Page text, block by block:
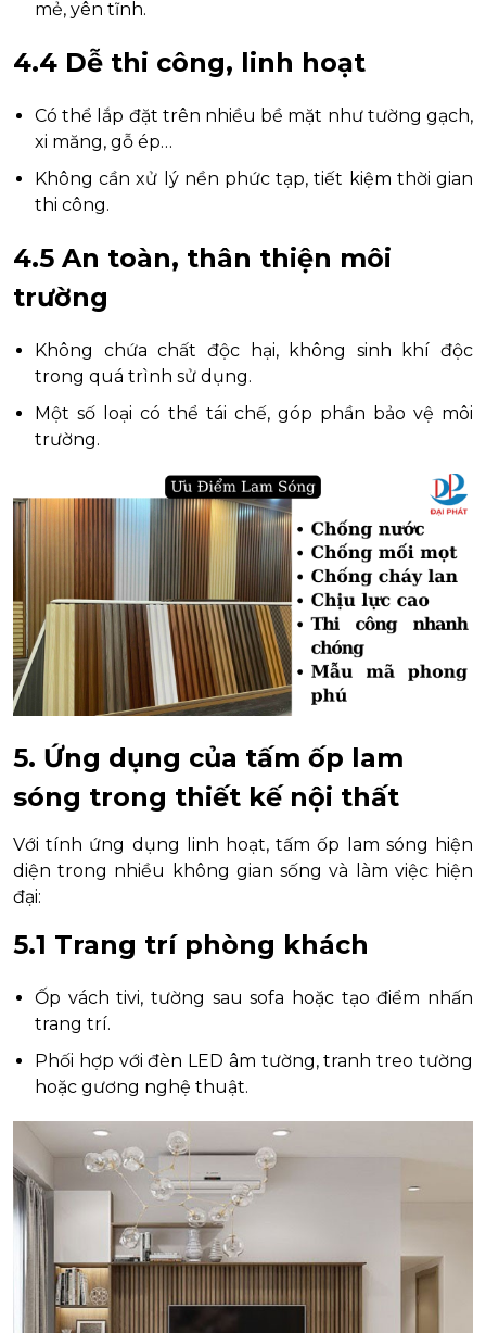
mẻ, yên tĩnh.
4.4 Dễ thi công, linh hoạt
Có thể lắp đặt trên nhiều bề mặt như tường gạch,
xi măng, gỗ ép…
Không cần xử lý nền phức tạp, tiết kiệm thời gian
thi công.
4.5 An toàn, thân thiện môi
trường
Không chứa chất độc hại, không sinh khí độc
trong quá trình sử dụng.
Một số loại có thể tái chế, góp phần bảo vệ môi
trường.
5. Ứng dụng của tấm ốp lam
sóng trong thiết kế nội thất
Với tính ứng dụng linh hoạt, tấm ốp lam sóng hiện
diện trong nhiều không gian sống và làm việc hiện
đại:
5.1 Trang trí phòng khách
Ốp vách tivi, tường sau sofa hoặc tạo điểm nhấn
trang trí.
Phối hợp với đèn LED âm tường, tranh treo tường
hoặc gương nghệ thuật.